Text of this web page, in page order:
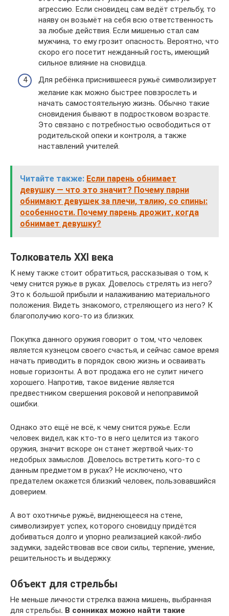
агрессию. Если сновидец сам ведёт стрельбу, то
наяву он возьмёт на себя всю ответственность
за любые действия. Если мишенью стал сам
мужчина, то ему грозит опасность. Вероятно, что
скоро его посетит нежданный гость, имеющий
сильное влияние на сновидца.
Для ребёнка приснившееся ружьё символизирует
желание как можно быстрее повзрослеть и
начать самостоятельную жизнь. Обычно такие
сновидения бывают в подростковом возрасте.
Это связано с потребностью освободиться от
родительской опеки и контроля, а также
наставлений учителей.
Читайте также: Если парень обнимает
девушку — что это значит? Почему парни
обнимают девушек за плечи, талию, со спины:
особенности. Почему парень дрожит, когда
обнимает девушку?
Толкователь XXI века
К нему также стоит обратиться, рассказывая о том, к
чему снится ружье в руках. Довелось стрелять из него?
Это к большой прибыли и налаживанию материального
положения. Видеть знакомого, стреляющего из него? К
благополучию кого-то из близких.
Покупка данного оружия говорит о том, что человек
является кузнецом своего счастья, и сейчас самое время
начать приводить в порядок свою жизнь и осваивать
новые горизонты. А вот продажа его не сулит ничего
хорошего. Напротив, такое видение является
предвестником свершения роковой и непоправимой
ошибки.
Однако это ещё не всё, к чему снится ружье. Если
человек видел, как кто-то в него целится из такого
оружия, значит вскоре он станет жертвой чьих-то
недобрых замыслов. Довелось встретить кого-то с
данным предметом в руках? Не исключено, что
предателем окажется близкий человек, пользовавшийся
доверием.
А вот охотничье ружьё, виднеющееся на стене,
символизирует успех, которого сновидцу придётся
добиваться долго и упорно реализацией какой-либо
задумки, задействовав все свои силы, терпение, умение,
решительность и выдержку.
Объект для стрельбы
Не меньше личности стрелка важна мишень, выбранная
для стрельбы. В сонниках можно найти такие